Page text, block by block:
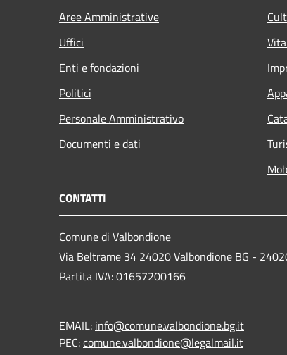
Aree Amministrative
Uffici
Enti e fondazioni
Politici
Personale Amministrativo
Documenti e dati
CONTATTI
Comune di Valbondione
Via Beltrame 34 24020 Valbondione BG -
Partita IVA: 01657200166
EMAIL: info@comune.valbondione.bg.it
PEC:comune.valbondione@legalmail.it